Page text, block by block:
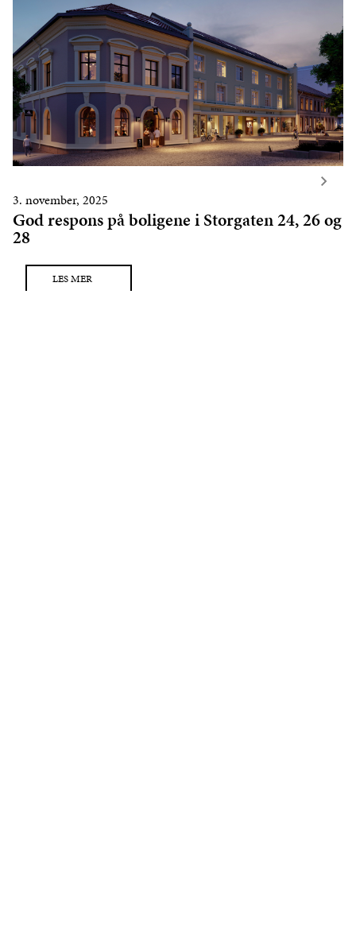
3. november, 2025
God respons på boligene i Storgaten 24, 26 og
28
LES MER